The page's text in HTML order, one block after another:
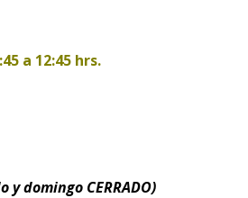
a 12:45 hrs.
domingo CERRADO)